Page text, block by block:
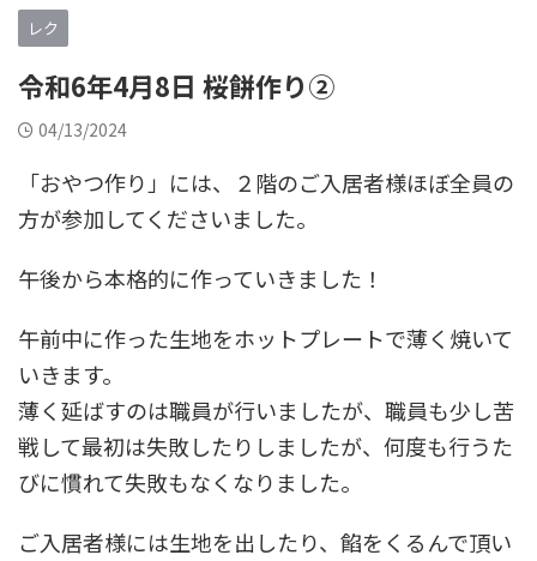
レク
令和6年4月8日 桜餅作り②
04/13/2024
「おやつ作り」には、２階のご入居者様ほぼ全員の
方が参加してくださいました。
午後から本格的に作っていきました！
午前中に作った生地をホットプレートで薄く焼いて
いきます。
薄く延ばすのは職員が行いましたが、職員も少し苦
戦して最初は失敗したりしましたが、何度も行うた
びに慣れて失敗もなくなりました。
ご入居者様には生地を出したり、餡をくるんで頂い